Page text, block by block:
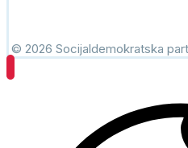
© 2026 Socijaldemokratska